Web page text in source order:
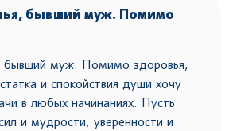
бывший муж. Помимо
муж. Помимо здоровья,
и спокойствия души хочу
в любых начинаниях. Пусть
и мудрости, уверенности и